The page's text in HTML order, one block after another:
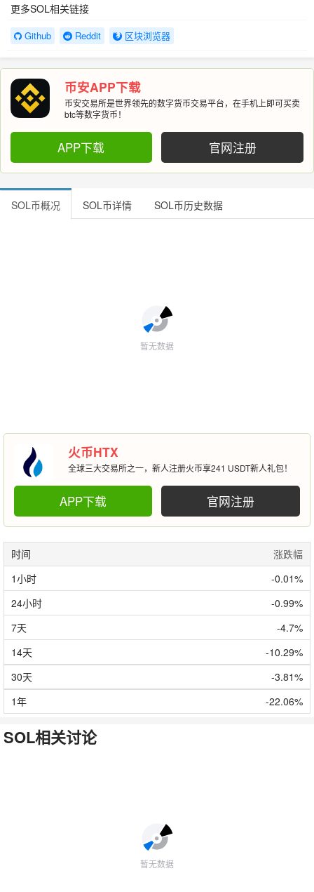
更多SOL相关链接
Github Reddit 区块浏览器
币安APP下载
币安交易所是世界领先的数字货币交易平台，在手机上即可买卖
btc等数字货币！
APP下载 官网注册
SOL币概况 SOL币详情 SOL币历史数据
暂无数据
火币HTX
全球三大交易所之一，新人注册火币享241 USDT新人礼包！
APP下载 官网注册
时间
涨跌幅
1小时
-0.01%
24小时
-0.99%
7天
-4.7%
14天
-10.29%
30天
-3.81%
1年
-22.06%
SOL相关讨论
暂无数据